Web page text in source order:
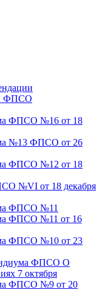
ФПСО
ФПСО №16 от 18
№13 ФПСО от 26
ФПСО №12 от 18
№VI от 18 декабря
ФПСО №11
ФПСО №11 от 16
ФПСО №10 от 23
ФПСО О
7 октября
ФПСО №9 от 20